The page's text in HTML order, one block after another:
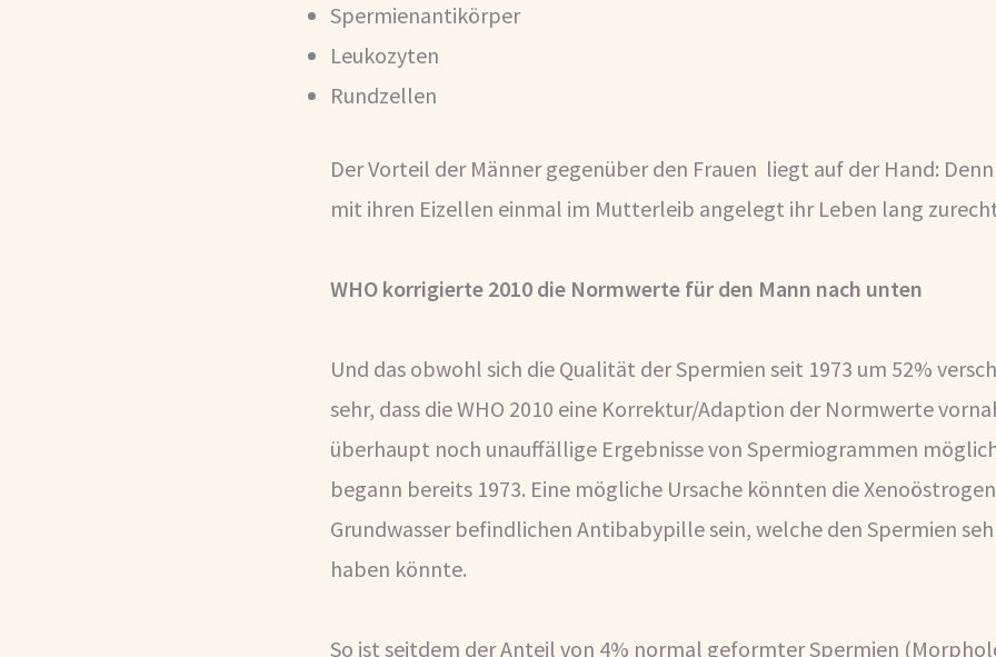
Spermienantikörper
Leukozyten
Rundzellen
Der Vorteil der Männer gegenüber den Frauen liegt auf der Hand:
mit ihren Eizellen einmal im Mutterleib angelegt ihr Leben lang
WHO korrigierte 2010 die Normwerte für den Mann nach unten
Und das obwohl sich die Qualität der Spermien seit 1973 um 52%
sehr, dass die WHO 2010 eine Korrektur/Adaption der Normwerte
überhaupt noch unauffällige Ergebnisse von Spermiogrammen
begann bereits 1973. Eine mögliche Ursache könnten die
Grundwasser befindlichen Antibabypille sein, welche den Spermien
haben könnte.
So ist seitdem der Anteil von 4% normal geformter Spermien